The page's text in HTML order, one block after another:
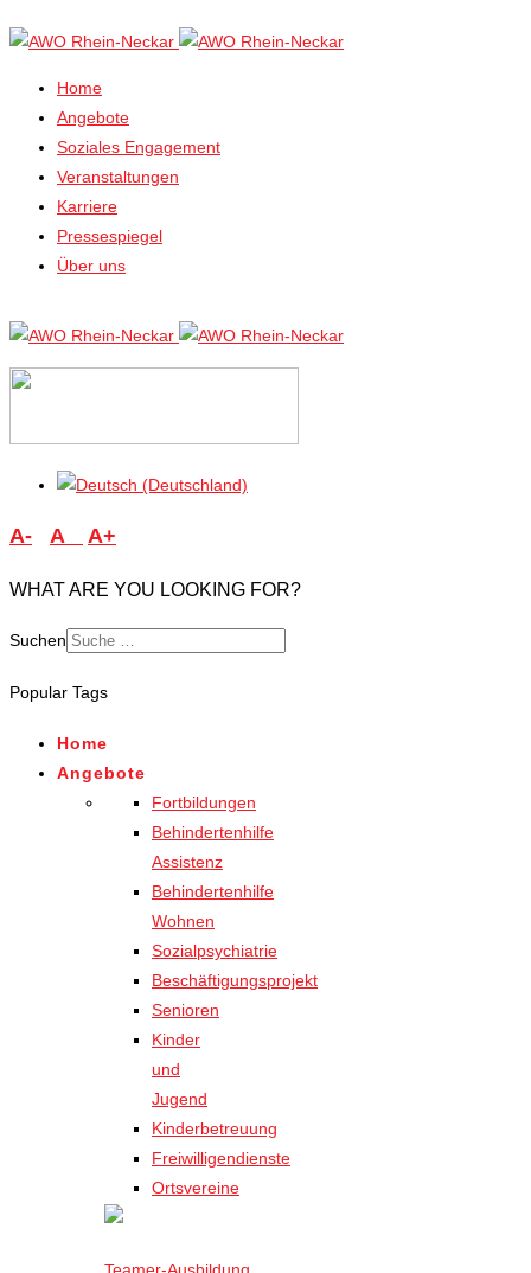
Home
Angebote
Soziales Engagement
Veranstaltungen
Karriere
Pressespiegel
Über uns
A- A A+
WHAT ARE YOU LOOKING FOR?
Suchen
Popular Tags
Home
Angebote
Fortbildungen
Behindertenhilfe
Assistenz
Behindertenhilfe
Wohnen
Sozialpsychiatrie
Beschäftigungsprojekt
Senioren
Kinder
und
Jugend
Kinderbetreuung
Freiwilligendienste
Ortsvereine